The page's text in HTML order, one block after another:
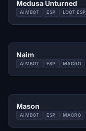
Medusa Unturned
AIMBOT ESP LOOT ESP
Naim
AIMBOT ESP MACRO
Mason
AIMBOT ESP MACRO